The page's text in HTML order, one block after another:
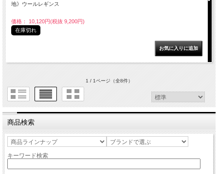
地》ウールレギンス
価格： 10,120円(税抜 9,200円)
在庫切れ
1 / 1ページ（全8件）
商品検索
キーワード検索